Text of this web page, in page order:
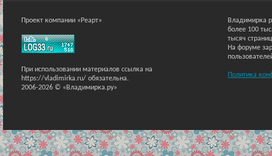
Проект компании «Реарт»
При использовании материалов ссылка на
https://vladimirka.ru/ обязательна.
2006-2026 © «Владимирка.ру»
Владимирка
более 100
тысяч
На форуме
Политика